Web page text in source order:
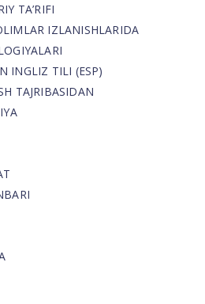
TA’RIFI
IZLANISHLARIDA
INGLIZ TILI (ESP)
TAJRIBASIDAN